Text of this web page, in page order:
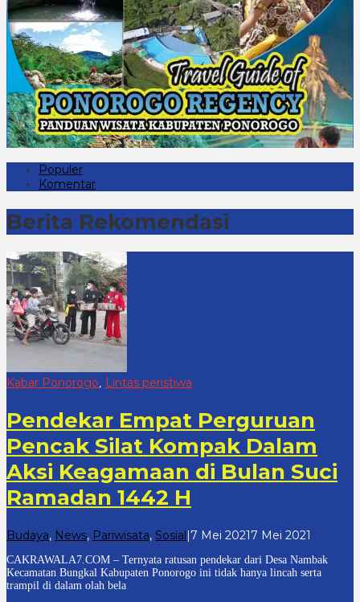
Populer
Komentar
Berita Rekomendasi
Cakrawala7
Kabar Ponorogo, Lintas peristiwa
Pendekar Empat Perguruan
Pencak Silat Kompak Dalam
Aksi Keagamaan di Bulan Suci
Ramadan 1442 H
Budaya, News, Pariwisata, Sosial|7 Mei 20217 Mei 2021
7
CAKRAWALA7.COM – Ternyata ratusan pendekar dari Desa Nambak
Kecamatan Bungkal Kabupaten Ponorogo ini tidak hanya lincah serta
trampil di dalam olah bela